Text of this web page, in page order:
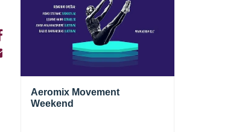
Aeromix Movement
Weekend